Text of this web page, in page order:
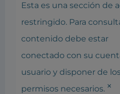
Esta es una sección de
restringido. Para
contenido debe estar
conectado con su
usuario y disponer de
permisos necesarios. ×